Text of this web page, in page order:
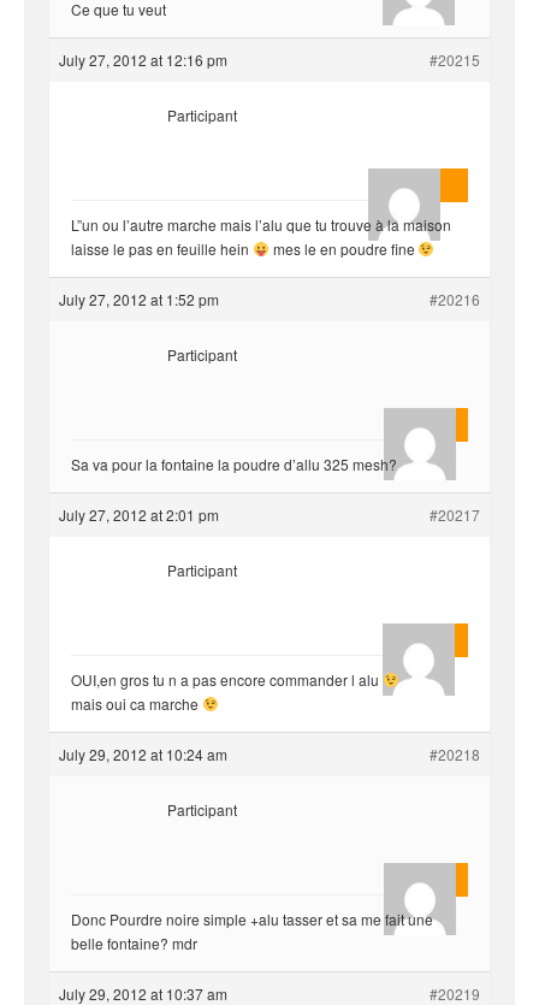
Ce que tu veut
July 27, 2012 at 12:16 pm #20215
AnlonEvil.
Participant
L”un ou l’autre marche mais l’alu que tu trouve à la maison
laisse le pas en feuille hein
mes le en poudre fine
July 27, 2012 at 1:52 pm #20216
Florent
Participant
Sa va pour la fontaine la poudre d’allu 325 mesh?
July 27, 2012 at 2:01 pm #20217
yvariro
Participant
OUI,en gros tu n a pas encore commander l alu
mais oui ca marche
July 29, 2012 at 10:24 am #20218
Florent
Participant
Donc Pourdre noire simple +alu tasser et sa me fait une
belle fontaine? mdr
July 29, 2012 at 10:37 am #20219